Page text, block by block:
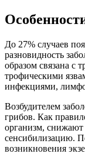
До 27% случаев
разновидность
образом связана с
трофическими
инфекциями,
Возбудителем
грибов. Как
организм, снижают
сенсибилизацию.
возникновения